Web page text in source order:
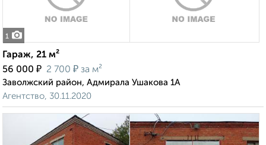
1
Гараж, 21 м²
56 000 ₽ 2 700 ₽ за м²
Заволжский район, Адмирала Ушакова 1А
Агентство, 30.11.2020